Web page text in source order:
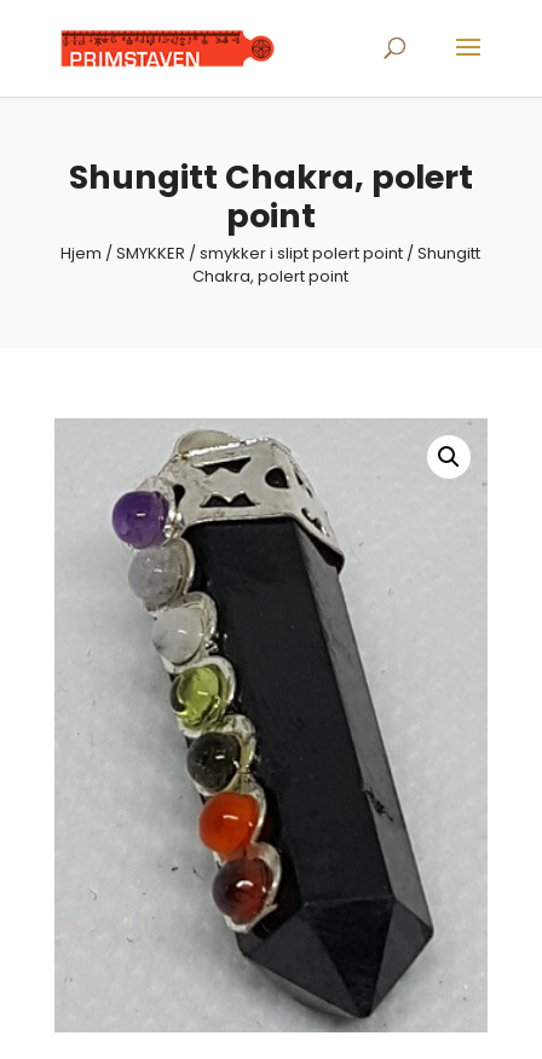
search
Shungitt Chakra, polert
point
Hjem /SMYKKER /smykker i slipt polert point / Shungitt
Chakra, polert point